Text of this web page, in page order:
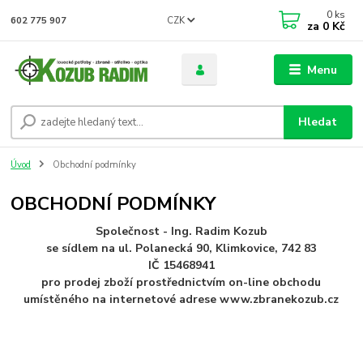
Menu
CZK
Hledat
602 775 907 0 ks
za 0 Kč
Úvod Obchodní podmínky
OBCHODNÍ PODMÍNKY
Společnost - Ing. Radim Kozub
se sídlem na ul. Polanecká 90, Klimkovice, 742 83
IČ 15468941
pro prodej zboží prostřednictvím on-line obchodu
umístěného na internetové adrese www.zbranekozub.cz